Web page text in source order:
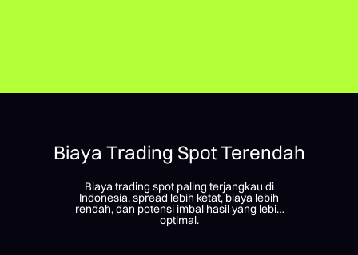
Biaya Trading Spot Terendah
Biaya trading spot paling terjangkau di
Indonesia, spread lebih ketat, biaya lebih
rendah, dan potensi imbal hasil yang lebih
optimal.